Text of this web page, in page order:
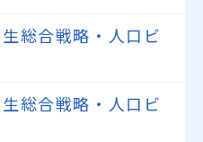
総合戦略・人口ビ
総合戦略・人口ビ